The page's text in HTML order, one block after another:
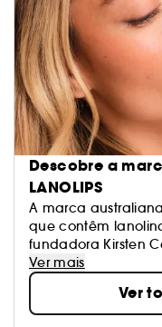
Descobre a
LANOLIPS
A marca
que contêm
fundadora Kirsten
percebeu que não
criar a sua marca
agora oferece
corpo para uma
Ver mais
Ver